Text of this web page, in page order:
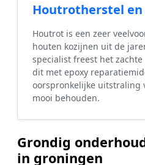
Houtrotherstel
Houtrot is een zeer
houten kozijnen uit de
specialist freest het
dit met epoxy
oorspronkelijke uitstraling
mooi behouden.
Grondig
in groningen